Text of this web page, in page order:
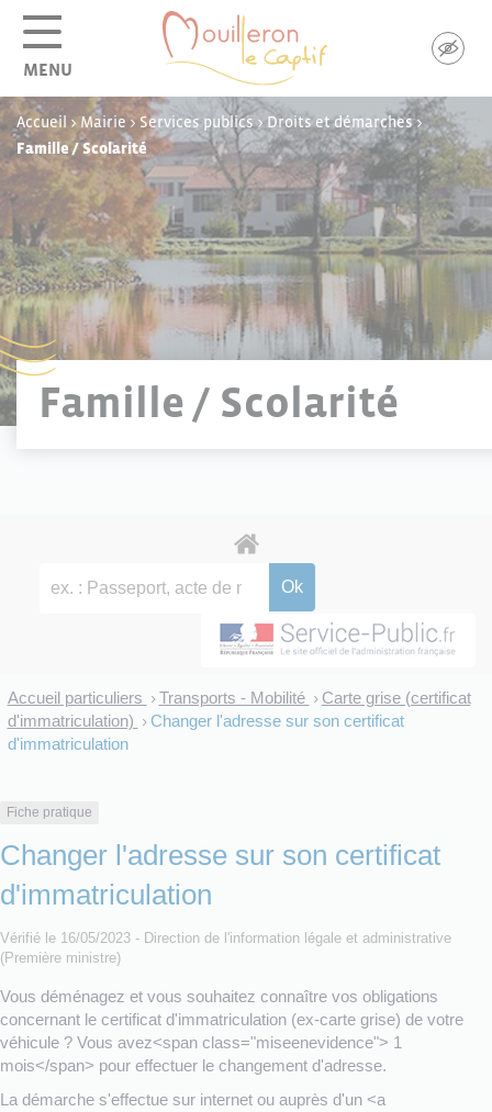
MENU
Accueil >Mairie> Services publics>Droits et démarches>
Famille / Scolarité
Famille / Scolarité
Accueil particuliers > Transports - Mobilité > Carte grise (certificat
d'immatriculation) > Changer l'adresse sur son certificat
d'immatriculation
Fiche pratique
Changer l'adresse sur son certificat
d'immatriculation
Vérifié le 16/05/2023 - Direction de l'information légale et administrative
(Première ministre)
Vous déménagez et vous souhaitez connaître vos obligations
concernant le certificat d'immatriculation (ex-carte grise) de votre
véhicule ? Vous avez<span class="miseenevidence"> 1
mois</span> pour effectuer le changement d'adresse.
La démarche s'effectue sur internet ou auprès d'un <a
Panneau de gestion des cookies